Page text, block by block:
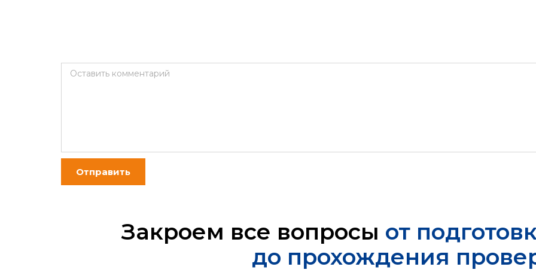
Оставить комментарий
Отправить
Закроем все вопросы от
до прохождения